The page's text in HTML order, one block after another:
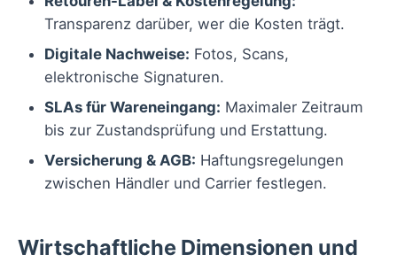
Transparenz darüber, wer die Kosten trägt.
Digitale Nachweise: Fotos, Scans,
elektronische Signaturen.
SLAs für Wareneingang: Maximaler Zeitraum
bis zur Zustandsprüfung und Erstattung.
Versicherung & AGB: Haftungsregelungen
zwischen Händler und Carrier festlegen.
Wirtschaftliche Dimensionen und